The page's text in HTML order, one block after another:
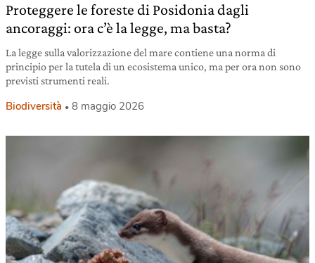
Proteggere le foreste di Posidonia dagli
ancoraggi: ora c’è la legge, ma basta?
La legge sulla valorizzazione del mare contiene una norma di
principio per la tutela di un ecosistema unico, ma per ora non sono
previsti strumenti reali.
Biodiversità 8 maggio 2026